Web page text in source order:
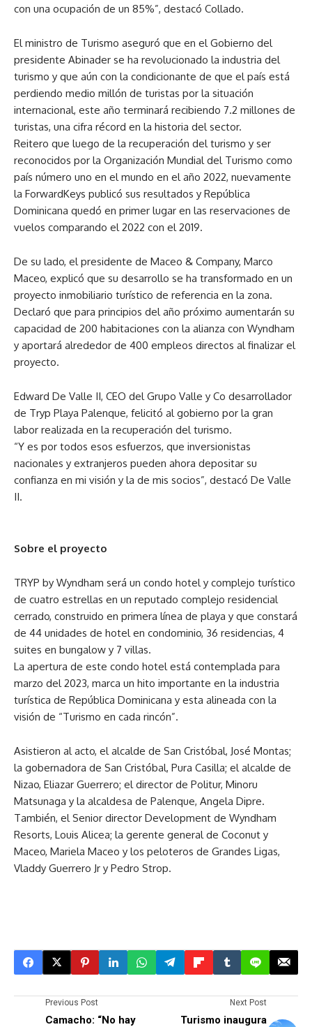
con una ocupación de un 85%”, destacó Collado.
El ministro de Turismo aseguró que en el Gobierno del
presidente Abinader se ha revolucionado la industria del
turismo y que aún con la condicionante de que el país está
perdiendo medio millón de turistas por la situación
internacional, este año terminará recibiendo 7.2 millones de
turistas, una cifra récord en la historia del sector.
Reitero que luego de la recuperación del turismo y ser
reconocidos por la Organización Mundial del Turismo como
país número uno en el mundo en el año 2022, nuevamente
la ForwardKeys publicó sus resultados y República
Dominicana quedó en primer lugar en las reservaciones de
vuelos comparando el 2022 con el 2019.
De su lado, el presidente de Maceo & Company, Marco
Maceo, explicó que su desarrollo se ha transformado en un
proyecto inmobiliario turístico de referencia en la zona.
Declaró que para principios del año próximo aumentarán su
capacidad de 200 habitaciones con la alianza con Wyndham
y aportará alrededor de 400 empleos directos al finalizar el
proyecto.
Edward De Valle II, CEO del Grupo Valle y Co desarrollador
de Tryp Playa Palenque, felicitó al gobierno por la gran
labor realizada en la recuperación del turismo.
“Y es por todos esos esfuerzos, que inversionistas
nacionales y extranjeros pueden ahora depositar su
confianza en mi visión y la de mis socios”, destacó De Valle
II.
Sobre el proyecto
TRYP by Wyndham será un condo hotel y complejo turístico
de cuatro estrellas en un reputado complejo residencial
cerrado, construido en primera línea de playa y que constará
de 44 unidades de hotel en condominio, 36 residencias, 4
suites en bungalow y 7 villas.
La apertura de este condo hotel está contemplada para
marzo del 2023, marca un hito importante en la industria
turística de República Dominicana y esta alineada con la
visión de “Turismo en cada rincón”.
Asistieron al acto, el alcalde de San Cristóbal, José Montas;
la gobernadora de San Cristóbal, Pura Casilla; el alcalde de
Nizao, Eliazar Guerrero; el director de Politur, Minoru
Matsunaga y la alcaldesa de Palenque, Angela Dipre.
También, el Senior director Development de Wyndham
Resorts, Louis Alicea; la gerente general de Coconut y
Maceo, Mariela Maceo y los peloteros de Grandes Ligas,
Vladdy Guerrero Jr y Pedro Strop.
Previous Post
Camacho: “No hay
Next Post
Turismo inaugura